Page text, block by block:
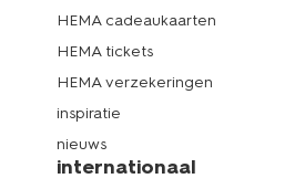
HEMA cadeaukaarten
HEMA tickets
HEMA verzekeringen
inspiratie
nieuws
internationaal